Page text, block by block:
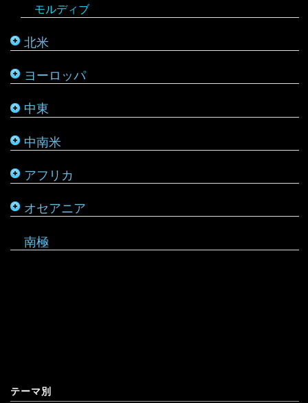
モルディブ
北米
カナダ
メキシコ
ヨーロッパ
ルクセンブルク
ロシア
タタールスタン共和国
中東
バーレーン
パレスチナ
ヨルダン
レバノン
中南米
ベネズエラ
ベリーズ
ペルー
ボリビア
ホンジュラス
アフリカ
マラウイ
南アフリカ
モザンビーク
モロッコ
モーリシャス
ルワンダ
オセアニア
ソロモン諸島
トンガ
ニュージーランド
バヌアツ
パラオ
仏領ポリネシア
タヒチ
マーシャル諸島
南極
テーマ別